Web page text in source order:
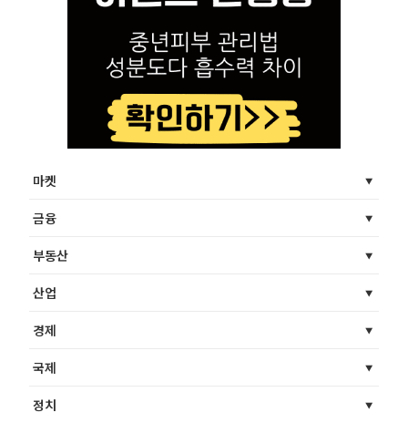
마켓
금융
부동산
산업
경제
국제
정치